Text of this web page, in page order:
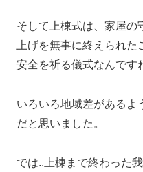
そして上棟式は、家屋の
上げを無事に終えられ
安全を祈る儀式なんです
いろいろ地域差があるよ
だと思いました。
では..上棟まで終わった我